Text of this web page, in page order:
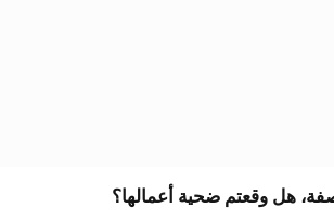
صفة، هل وقعتم ضحية أعمالها؟